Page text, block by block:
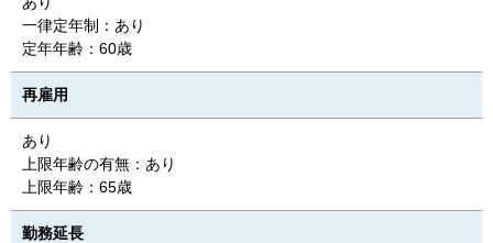
一律定年制：あり
定年年齢：60歳
再雇用
あり
上限年齢の有無：あり
上限年齢：65歳
勤務延長